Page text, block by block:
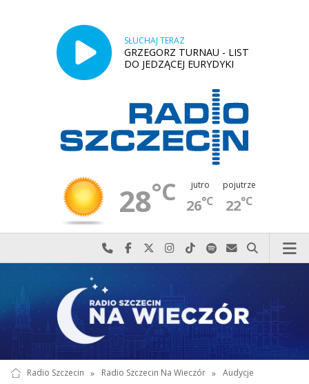
SŁUCHAJ TERAZ
GRZEGORZ TURNAU - LIST
DO JEDZĄCEJ EURYDYKI
28°C jutro
26°C
pojutrze
22°C
Najlepiej po prostu do nas zadzwoń
Odwiedź nas na Facebook-u
Odwiedź nas na X
Odwiedź nas na Instagram-ie
Odwiedź nas na TikTok-u
Szukaj nas na Spotify
Wyślij do nas
Szukaj
Radio Szczecin » Radio Szczecin Na Wieczór » Audycje